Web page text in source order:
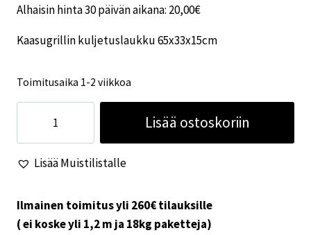
Alhaisin hinta 30 päivän aikana: 20,00€
Kaasugrillin kuljetuslaukku 65x33x15cm
Toimitusaika 1-2 viikkoa
kuljetuslaukku
65x33x15cm
määrä
Lisää ostoskoriin
Lisää Muistilistalle
Ilmainen toimitus yli 260€ tilauksille
( ei koske yli 1,2 m ja 18kg paketteja)